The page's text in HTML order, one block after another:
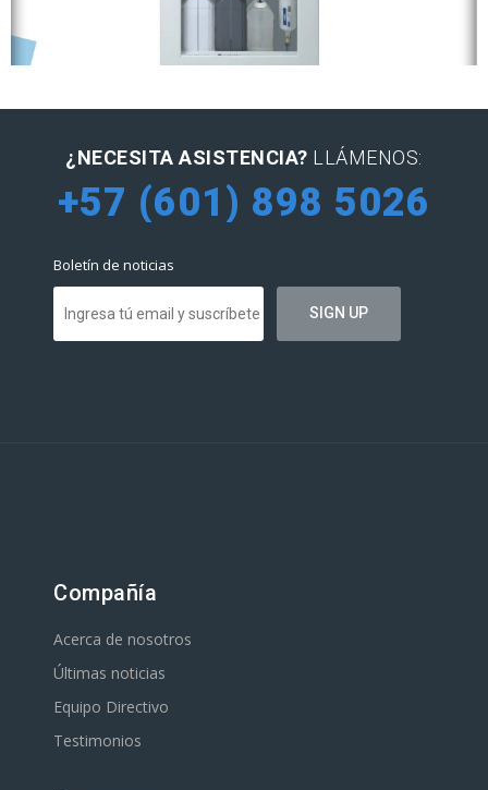
¿NECESITA ASISTENCIA? LLÁMENOS:
+57 (601) 898 5026
Boletín de noticias
Compañía
Acerca de nosotros
Últimas noticias
Equipo Directivo
Testimonios